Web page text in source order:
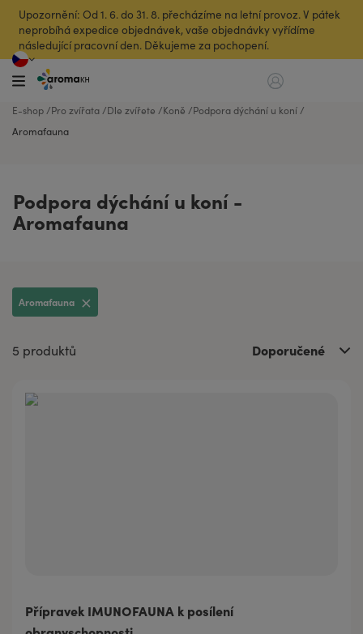
Upozornění: Od 1. 6. do 31. 8. přecházíme na letní provoz. V pátek
neprobíhá expedice objednávek, vaše objednávky vyřídíme
následující pracovní den. Děkujeme za pochopení.
E-shop Pro zvířata Dle zvířete Koně
Podpora dýchání u koní
Aromafauna
Podpora dýchání u koní -
Aromafauna
Aromafauna
5 produktů Doporučené
Přípravek IMUNOFAUNA k posílení